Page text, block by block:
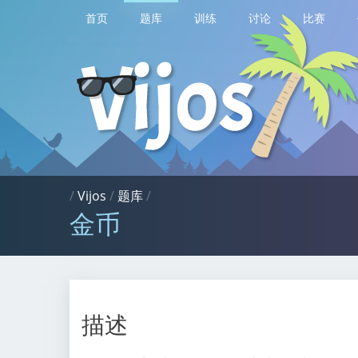
首页 题库 训练 讨论 比赛
/Vijos /题库/
金币
描述